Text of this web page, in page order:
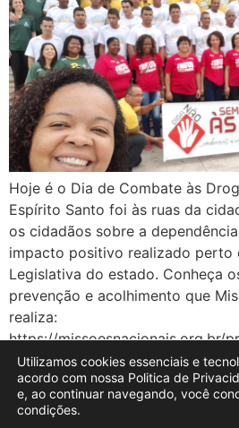
Hoje é o Dia de Combate às
Espírito Santo foi às ruas da
os cidadãos sobre a
impacto positivo realizado perto
Legislativa do estado. Conheça
prevenção e acolhimento que
realiza:
https://missoesnacionais.org.br/
sociais/ Seja parte deste mover:
https://missoesnacionais.org.br/
Utilizamos cookies essenciais e
acordo com nossa Politica de
e, ao continuar navegando, você
condições.